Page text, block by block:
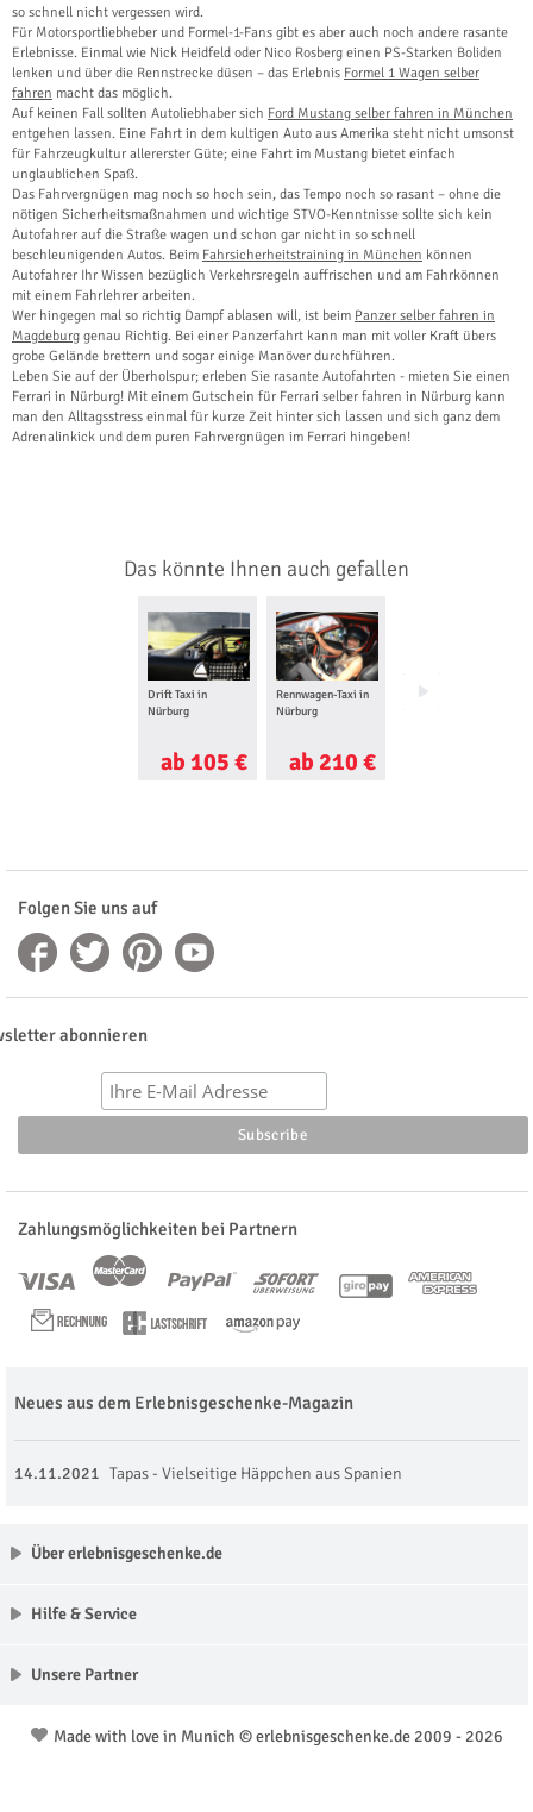
so schnell nicht vergessen wird.
Für Motorsportliebheber und Formel-1-Fans gibt es aber auch noch andere rasante
Erlebnisse. Einmal wie Nick Heidfeld oder Nico Rosberg einen PS-Starken Boliden
lenken und über die Rennstrecke düsen – das Erlebnis Formel 1 Wagen selber
fahren macht das möglich.
Auf keinen Fall sollten Autoliebhaber sich Ford Mustang selber fahren in München
entgehen lassen. Eine Fahrt in dem kultigen Auto aus Amerika steht nicht umsonst
für Fahrzeugkultur allererster Güte; eine Fahrt im Mustang bietet einfach
unglaublichen Spaß.
Das Fahrvergnügen mag noch so hoch sein, das Tempo noch so rasant – ohne die
nötigen Sicherheitsmaßnahmen und wichtige STVO-Kenntnisse sollte sich kein
Autofahrer auf die Straße wagen und schon gar nicht in so schnell
beschleunigenden Autos. Beim Fahrsicherheitstraining in München können
Autofahrer Ihr Wissen bezüglich Verkehrsregeln auffrischen und am Fahrkönnen
mit einem Fahrlehrer arbeiten.
Wer hingegen mal so richtig Dampf ablasen will, ist beim Panzer selber fahren in
Magdeburg genau Richtig. Bei einer Panzerfahrt kann man mit voller Kraft übers
grobe Gelände brettern und sogar einige Manöver durchführen.
Leben Sie auf der Überholspur; erleben Sie rasante Autofahrten - mieten Sie einen
Ferrari in Nürburg! Mit einem Gutschein für Ferrari selber fahren in Nürburg kann
man den Alltagsstress einmal für kurze Zeit hinter sich lassen und sich ganz dem
Adrenalinkick und dem puren Fahrvergnügen im Ferrari hingeben!
Das könnte Ihnen auch gefallen
Drift Taxi in
Nürburg
ab 105 €
Rennwagen-Taxi in
Nürburg
ab 210 €
Porsche selber
Folgen Sie uns auf
abonnieren
Zahlungsmöglichkeiten bei Partnern
Neues aus dem Erlebnisgeschenke-Magazin
14.11.2021 Tapas - Vielseitige Häppchen aus Spanien
Über erlebnisgeschenke.de
Hilfe & Service
Unsere Partner
Made with love in Munich © erlebnisgeschenke.de 2009 - 2026